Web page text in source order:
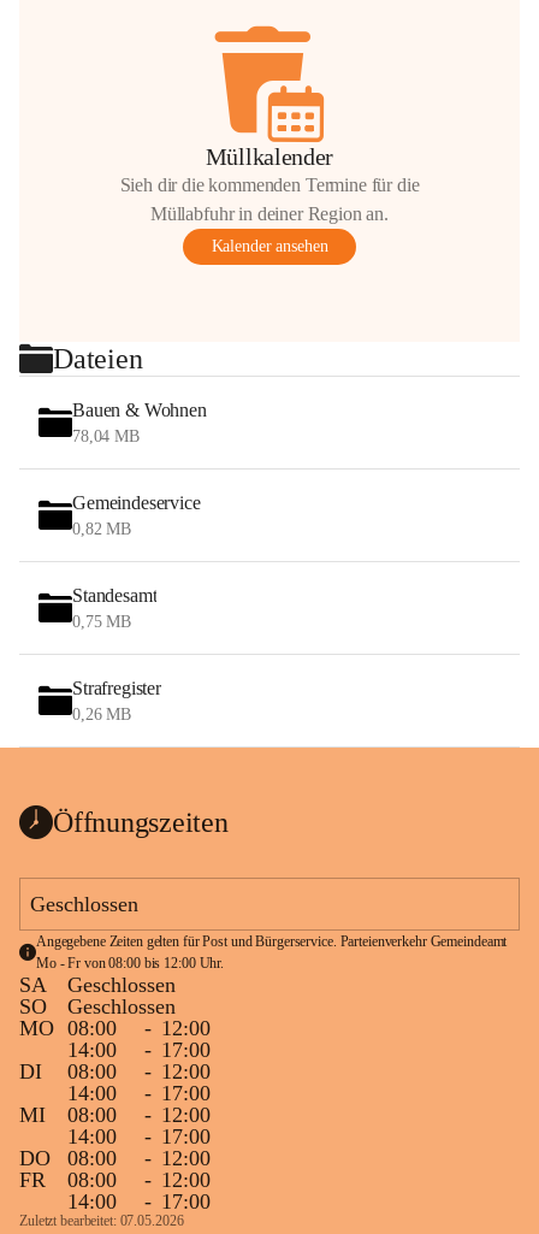
Müllkalender
Sieh dir die kommenden Termine für die
Müllabfuhr in deiner Region an.
Kalender ansehen
Dateien
Bauen & Wohnen
78,04 MB
Gemeindeservice
0,82 MB
Standesamt
0,75 MB
Strafregister
0,26 MB
Öffnungszeiten
Geschlossen
Angegebene Zeiten gelten für Post und Bürgerservice. Parteienverkehr Gemeindeamt
Mo - Fr von 08:00 bis 12:00 Uhr.
SA
Geschlossen
SO
Geschlossen
MO 08:00 - 12:00
14:00
- 17:00
DI
08:00 - 12:00
14:00
- 17:00
MI
08:00 - 12:00
14:00
- 17:00
DO
08:00 - 12:00
FR
08:00 - 12:00
14:00
- 17:00
Zuletzt bearbeitet: 07.05.2026